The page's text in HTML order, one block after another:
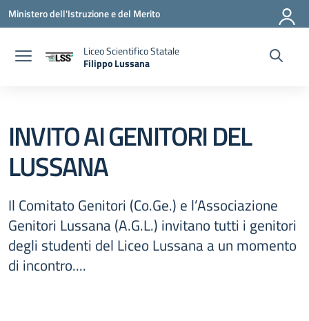
Vai ai contenuti
Vai al menu di navigazione
Vai al footer
Ministero dell'Istruzione e del Merito
Liceo Scientifico Statale
Filippo Lussana
INVITO AI GENITORI DEL
LUSSANA
Il Comitato Genitori (Co.Ge.) e l’Associazione
Genitori Lussana (A.G.L.) invitano tutti i genitori
degli studenti del Liceo Lussana a un momento
di incontro....